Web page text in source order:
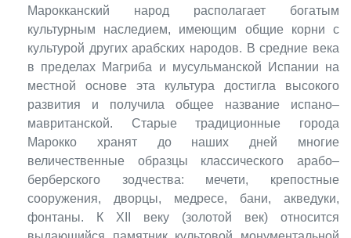
Марокканский народ располагает богатым
культурным наследием, имеющим общие корни с
культурой других арабских народов. В средние века
в пределах Магриба и мусульманской Испании на
местной основе эта культура достигла высокого
развития и получила общее название испано–
мавританской. Старые традиционные города
Марокко хранят до наших дней многие
величественные образцы классического арабо–
берберского зодчества: мечети, крепостные
сооружения, дворцы, медресе, бани, акведуки,
фонтаны. К XII веку (золотой век) относится